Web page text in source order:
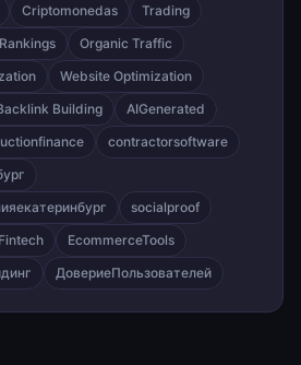
Criptomonedas
Trading
Organic Traffic
Website Optimization
Building
AIGenerated
contractorsoftware
socialproof
Fintech
EcommerceTools
ДовериеПользователей